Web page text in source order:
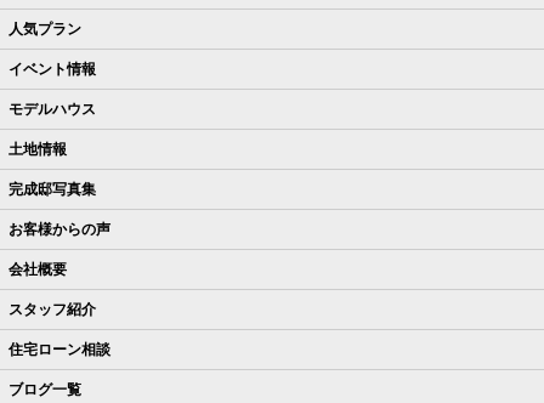
人気プラン
イベント情報
モデルハウス
土地情報
完成邸写真集
お客様からの声
会社概要
スタッフ紹介
住宅ローン相談
ブログ一覧